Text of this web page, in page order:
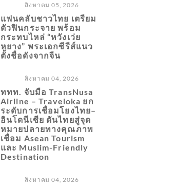
สิงหาคม 05, 2026
แฟนคลับชาวไทย เตรียม
ตัวฟินกระจาย พร้อม
กระทบไหล่ “หวังเว่ย
หยาง” พระเอกซีรีส์แนว
ตั้งชื่อดังจากจีน
สิงหาคม 04, 2026
ททท. จับมือ TransNusa
Airline – Traveloka ยก
ระดับการเชื่อมโยงไทย–
อินโดนีเซีย ดันไทยสู่จุด
หมายปลายทางคุณภาพ
เชื่อม Asean Tourism
และ Muslim-Friendly
Destination
สิงหาคม 04, 2026